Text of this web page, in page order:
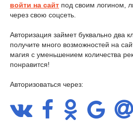
войти на сайт под своим логином,
через свою соцсеть.
Авторизация займет буквально два
получите много возможностей на
магия с уменьшением количества
понравится!
Авторизоваться через: